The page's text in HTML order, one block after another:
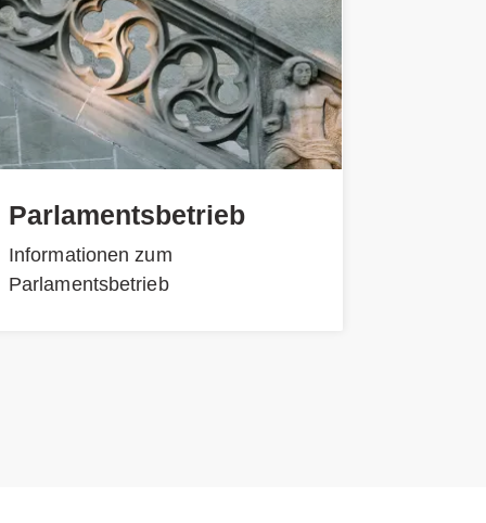
Parlamentsbetrieb
Informationen zum
Parlamentsbetrieb